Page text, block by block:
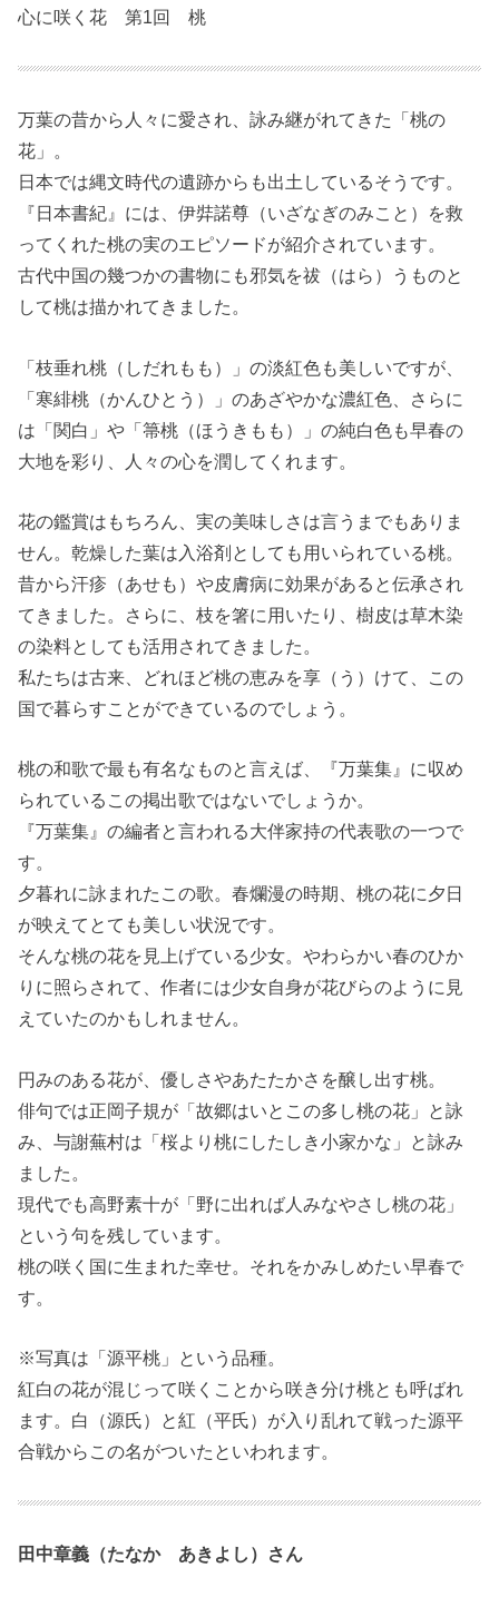
心に咲く花 第1回 桃
万葉の昔から人々に愛され、詠み継がれてきた「桃の
花」。
日本では縄文時代の遺跡からも出土しているそうです。
『日本書紀』には、伊弉諾尊（いざなぎのみこと）を救
ってくれた桃の実のエピソードが紹介されています。
古代中国の幾つかの書物にも邪気を祓（はら）うものと
して桃は描かれてきました。
「枝垂れ桃（しだれもも）」の淡紅色も美しいですが、
「寒緋桃（かんひとう）」のあざやかな濃紅色、さらに
は「関白」や「箒桃（ほうきもも）」の純白色も早春の
大地を彩り、人々の心を潤してくれます。
花の鑑賞はもちろん、実の美味しさは言うまでもありま
せん。乾燥した葉は入浴剤としても用いられている桃。
昔から汗疹（あせも）や皮膚病に効果があると伝承され
てきました。さらに、枝を箸に用いたり、樹皮は草木染
の染料としても活用されてきました。
私たちは古来、どれほど桃の恵みを享（う）けて、この
国で暮らすことができているのでしょう。
桃の和歌で最も有名なものと言えば、『万葉集』に収め
られているこの掲出歌ではないでしょうか。
『万葉集』の編者と言われる大伴家持の代表歌の一つで
す。
夕暮れに詠まれたこの歌。春爛漫の時期、桃の花に夕日
が映えてとても美しい状況です。
そんな桃の花を見上げている少女。やわらかい春のひか
りに照らされて、作者には少女自身が花びらのように見
えていたのかもしれません。
円みのある花が、優しさやあたたかさを醸し出す桃。
俳句では正岡子規が「故郷はいとこの多し桃の花」と詠
み、与謝蕪村は「桜より桃にしたしき小家かな」と詠み
ました。
現代でも高野素十が「野に出れば人みなやさし桃の花」
という句を残しています。
桃の咲く国に生まれた幸せ。それをかみしめたい早春で
す。
※写真は「源平桃」という品種。
紅白の花が混じって咲くことから咲き分け桃とも呼ばれ
ます。白（源氏）と紅（平氏）が入り乱れて戦った源平
合戦からこの名がついたといわれます。
田中章義（たなか あきよし）さん